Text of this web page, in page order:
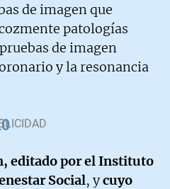
de imagen que
patologías
de imagen
y la resonancia
editado por el Instituto
Social, ycuyo